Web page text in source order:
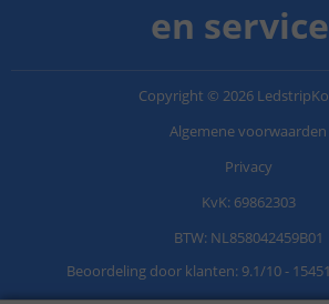
en service
Copyright © 2026
Algemene voorwaarden
Privacy
KvK: 69862303
BTW: NL858042459B01
Beoordeling door klanten: 9.1/10-